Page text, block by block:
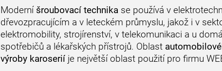
Moderní šroubovací technikase používá v
dřevozpracujícím a v leteckém průmyslu, jakož i v
elektromobility, strojírenství, v telekomunikaci a u
spotřebičů a lékařských přístrojů. Oblast
výroby karoseriíje největší oblast použití pro firmu